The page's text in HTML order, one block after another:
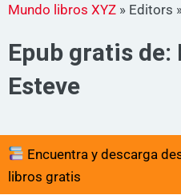
Mundo libros XYZ » Editors
Epub gratis de:
Esteve
Encuentra y descarga
libros gratis